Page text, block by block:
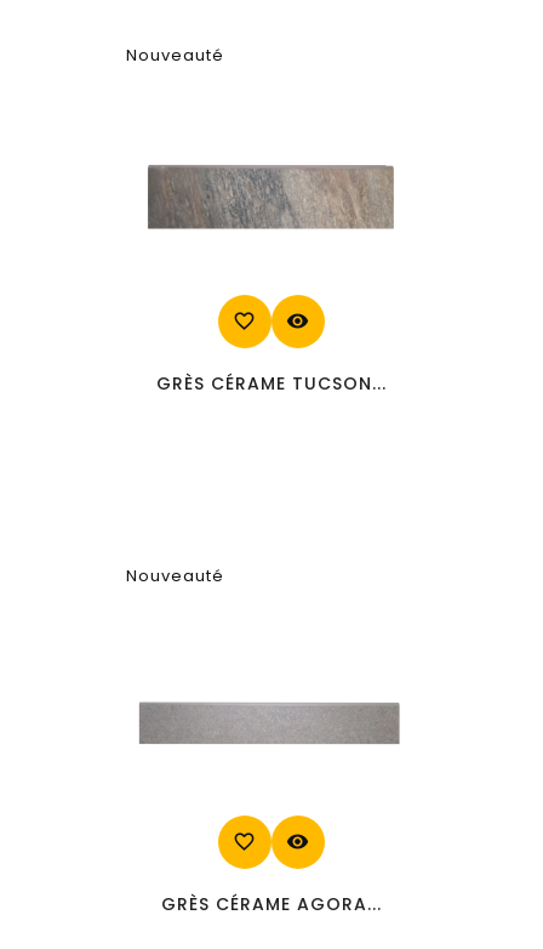
Nouveauté
favorite_border visibility
GRÈS CÉRAME TUCSON...
Nouveauté
favorite_border visibility
GRÈS CÉRAME AGORA...